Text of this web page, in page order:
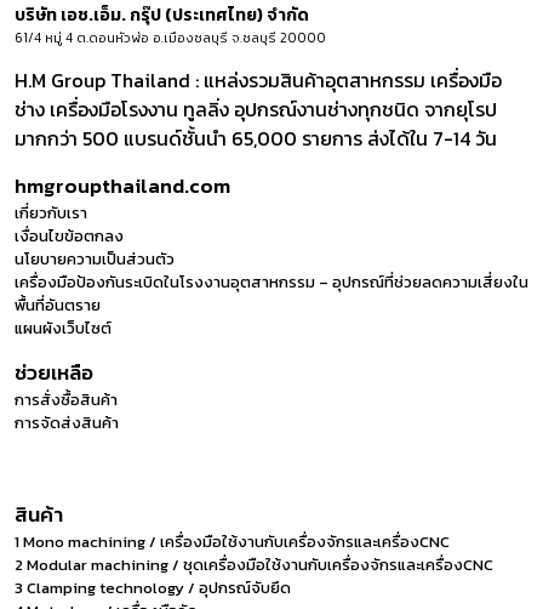
บริษัท เอช.เอ็ม. กรุ๊ป (ประเทศไทย) จำกัด
61/4 หมู่ 4 ต.ดอนหัวฬ่อ อ.เมืองชลบุรี จ.ชลบุรี 20000
H.M Group Thailand : แหล่งรวมสินค้าอุตสาหกรรม เครื่องมือ
ช่าง เครื่องมือโรงงาน ทูลลิ่ง อุปกรณ์งานช่างทุกชนิด จากยุโรป
มากกว่า 500 แบรนด์ชั้นนำ 65,000 รายการ ส่งได้ใน 7-14 วัน
hmgroupthailand.com
เกี่ยวกับเรา
เงื่อนไขข้อตกลง
นโยบายความเป็นส่วนตัว
เครื่องมือป้องกันระเบิดในโรงงานอุตสาหกรรม – อุปกรณ์ที่ช่วยลดความเสี่ยงใน
พื้นที่อันตราย
แผนผังเว็บไซต์
ช่วยเหลือ
การสั่งซื้อสินค้า
การจัดส่งสินค้า
สินค้า
1 Mono machining / เครื่องมือใช้งานกับเครื่องจักรและเครื่องCNC
2 Modular machining / ชุดเครื่องมือใช้งานกับเครื่องจักรและเครื่องCNC
3 Clamping technology / อุปกรณ์จับยึด